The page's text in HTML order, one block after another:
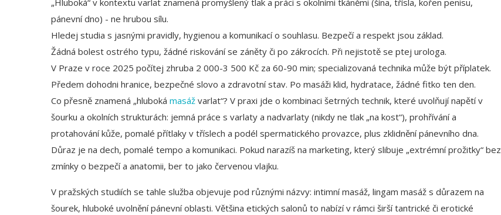
„Hluboká“ v kontextu varlat znamená promyšlený tlak a práci s okolními tkáněmi (šína, třísla, kořen penisu,
pánevní dno) - ne hrubou sílu.
Hledej studia s jasnými pravidly, hygienou a komunikací o souhlasu. Bezpečí a respekt jsou základ.
Žádná bolest ostrého typu, žádné riskování se záněty či po zákrocích. Při nejistotě se ptej urologa.
V Praze v roce 2025 počítej zhruba 2 000-3 500 Kč za 60-90 min; specializovaná technika může být příplatek.
Předem dohodni hranice, bezpečné slovo a zdravotní stav. Po masáži klid, hydratace, žádné fitko ten den.
Co přesně znamená „hluboká masáž varlat“? V praxi jde o kombinaci šetrných technik, které uvolňují napětí v
šourku a okolních strukturách: jemná práce s varlaty a nadvarlaty (nikdy ne tlak „na kost“), prohřívání a
protahování kůže, pomalé přítlaky v tříslech a podél spermatického provazce, plus zklidnění pánevního dna.
Důraz je na dech, pomalé tempo a komunikaci. Pokud narazíš na marketing, který slibuje „extrémní prožitky“ bez
zmínky o bezpečí a anatomii, ber to jako červenou vlajku.
V pražských studiích se tahle služba objevuje pod různými názvy: intimní masáž, lingam masáž s důrazem na
šourek, hluboké uvolnění pánevní oblasti. Většina etických salonů to nabízí v rámci širší tantrické či erotické